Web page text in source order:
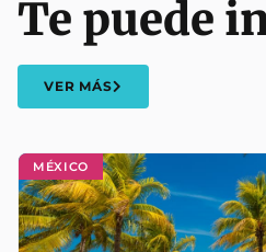
MÉXICO
Te puede
VER MÁS